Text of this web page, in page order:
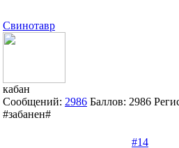
Свинотавр
кабан
Сообщений: 2986 Баллов: 2986
#забанен#
#14